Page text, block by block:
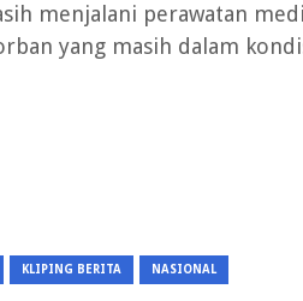
menjalani perawatan
yang masih dalam
KLIPING BERITA NASIONAL